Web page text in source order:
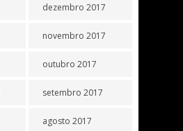
dezembro 2017
novembro 2017
outubro 2017
setembro 2017
agosto 2017